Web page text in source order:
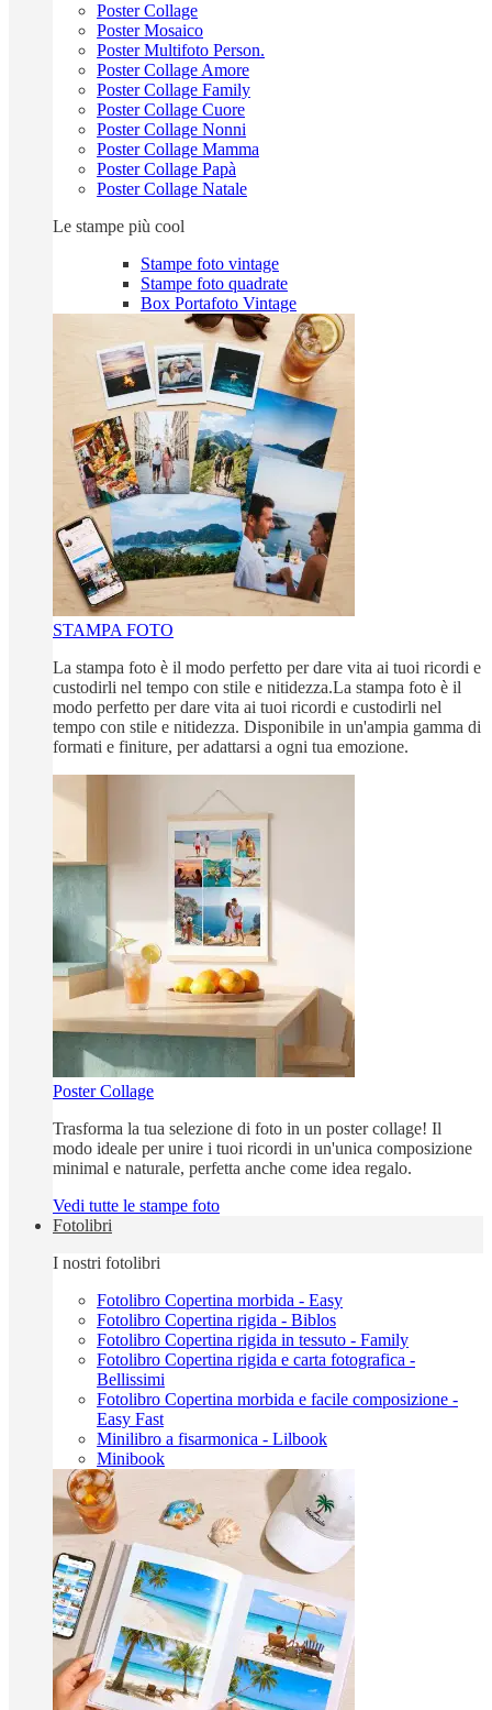
Poster Collage
Poster Mosaico
Poster Multifoto Person.
Poster Collage Amore
Poster Collage Family
Poster Collage Cuore
Poster Collage Nonni
Poster Collage Mamma
Poster Collage Papà
Poster Collage Natale
Le stampe più cool
Stampe foto vintage
Stampe foto quadrate
Box Portafoto Vintage
STAMPA FOTO
La stampa foto è il modo perfetto per dare vita ai tuoi ricordi e
custodirli nel tempo con stile e nitidezza.La stampa foto è il
modo perfetto per dare vita ai tuoi ricordi e custodirli nel
tempo con stile e nitidezza. Disponibile in un'ampia gamma di
formati e finiture, per adattarsi a ogni tua emozione.
Poster Collage
Trasforma la tua selezione di foto in un poster collage! Il
modo ideale per unire i tuoi ricordi in un'unica composizione
minimal e naturale, perfetta anche come idea regalo.
Vedi tutte le stampe foto
Fotolibri
I nostri fotolibri
Fotolibro Copertina morbida - Easy
Fotolibro Copertina rigida - Biblos
Fotolibro Copertina rigida in tessuto - Family
Fotolibro Copertina rigida e carta fotografica -
Bellissimi
Fotolibro Copertina morbida e facile composizione -
Easy Fast
Minilibro a fisarmonica - Lilbook
Minibook